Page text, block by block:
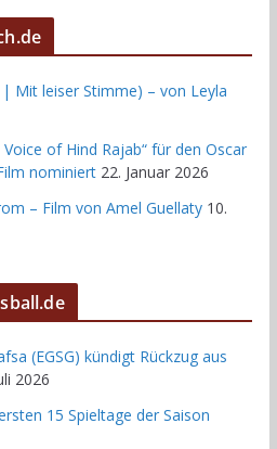
Mit leiser Stimme) – von Leyla
of Hind Rajab“ für den Oscar
nominiert 22. Januar 2026
– Film von Amel Guellaty 10.
(EGSG) kündigt Rückzug aus
2026
15 Spieltage der Saison